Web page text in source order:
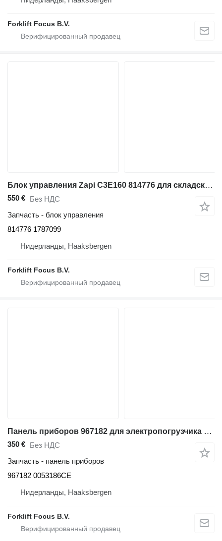
Forklift Focus B.V.
Блок управления Zapi C3E160 814776 для складской техники BT C3E160
550 € Без НДС
Запчасть - блок управления
814776 1787099
Нидерланды, Haaksbergen
Forklift Focus B.V.
Панель приборов 967182 для электропогрузчика BT C3E160
350 € Без НДС
Запчасть - панель приборов
967182 0053186CE
Нидерланды, Haaksbergen
Forklift Focus B.V.